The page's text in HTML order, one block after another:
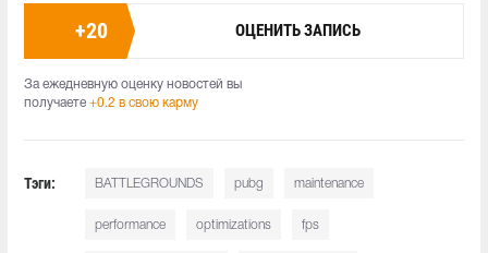
+20 ОЦЕНИТЬ ЗАПИСЬ
За ежедневную оценку новостей вы
получаете +0.2 в свою карму
Тэги: BATTLEGROUNDS pubg maintenance
performance optimizations fps